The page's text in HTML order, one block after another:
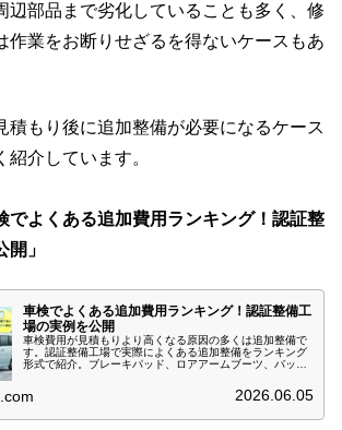
辺部品まで劣化していることも多く、修
作業をお断りせざるを得ないケースもあ
積もり後に追加整備が必要になるケース
介しています。
でよくある追加費用ランキング！認証整
」
車検でよくある追加費用ランキング！認証整備工
場の実例を公開
車検費用が見積もりより高くなる原因の多くは追加整備で
す。認証整備工場で実際によくある追加整備をランキング
形式で紹介。ブレーキパッド、ロアアームブーツ、バッテ
2026.06.05